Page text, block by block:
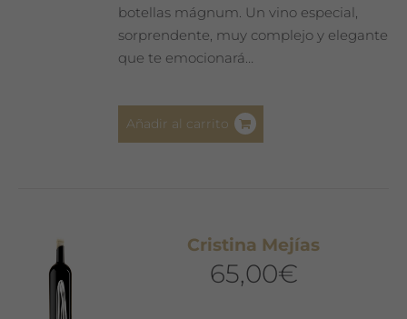
botellas mágnum. Un vino especial,
sorprendente, muy complejo y elegante
que te emocionará…
Añadir al carrito
Cristina Mejías
65,00€